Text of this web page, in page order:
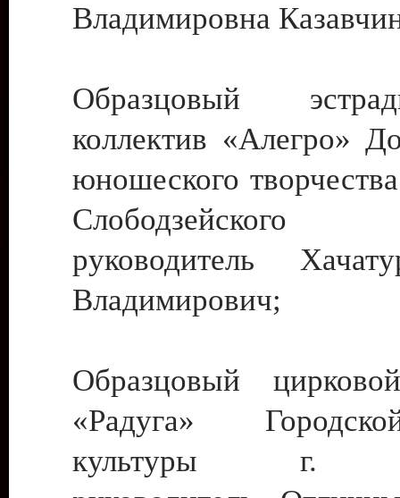
Владимировна
Образцовый
коллектив «Алегро»
юношеского
руководитель
Владимирович;
Образцовый
«Радуга»
культуры г.